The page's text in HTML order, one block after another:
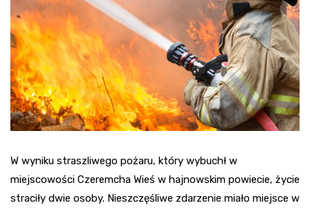
W wyniku straszliwego pożaru, który wybuchł w
miejscowości Czeremcha Wieś w hajnowskim powiecie, życie
straciły dwie osoby. Nieszczęśliwe zdarzenie miało miejsce w